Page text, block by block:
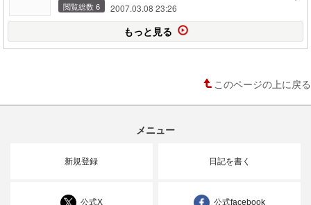
閲覧総数 6 2007.03.08 23:26
もっと見る
このページの上に戻る
メニュー
新規登録 日記を書く
公式X 公式facebook